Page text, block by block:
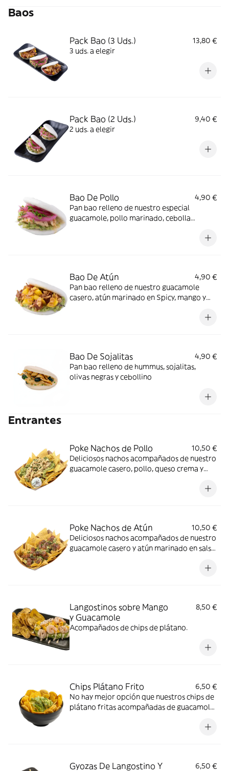
Baos
Pack Bao (3 Uds.)
13,80 €
3 uds. a elegir
Pack Bao (2 Uds.)
9,40 €
2 uds. a elegir
Bao De Pollo
4,90 €
Pan bao relleno de nuestro especial
guacamole, pollo marinado, cebolla
Bao De Atún
4,90 €
Pan bao relleno de nuestro guacamole
casero, atún marinado en Spicy, mango y
Bao De Sojalitas
4,90 €
Pan bao relleno de hummus, sojalitas,
olivas negras y cebollino
Entrantes
Poke Nachos de Pollo
10,50 €
Deliciosos nachos acompañados de nuestro
guacamole casero, pollo, queso crema y
Poke Nachos de Atún
10,50 €
Deliciosos nachos acompañados de nuestro
guacamole casero y atún marinado en salsa
Langostinos sobre Mango
y Guacamole
8,50 €
Acompañados de chips de plátano.
Chips Plátano Frito
6,50 €
No hay mejor opción que nuestros chips de
plátano fritas acompañadas de guacamole
Gyozas De Langostino Y 6,50 €